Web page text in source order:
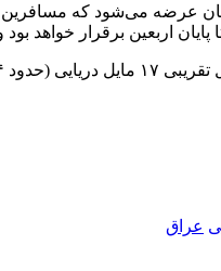
اربعین برقرار خواهد
عراق